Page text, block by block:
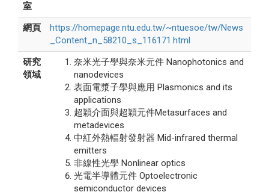
室
網頁
https://homepage.ntu.edu.tw/~ntuesoe/tw/News
_Content_n_58210_s_116171.html
研究
領域
奈米光子學與奈米元件 Nanophotonics and
nanodevices
表面電漿子學與應用 Plasmonics and its
applications
超穎介面與超穎元件Metasurfaces and
metadevices
中紅外熱輻射發射器 Mid-infrared thermal
emitters
非線性光學 Nonlinear optics
光電半導體元件 Optoelectronic
semiconductor devices